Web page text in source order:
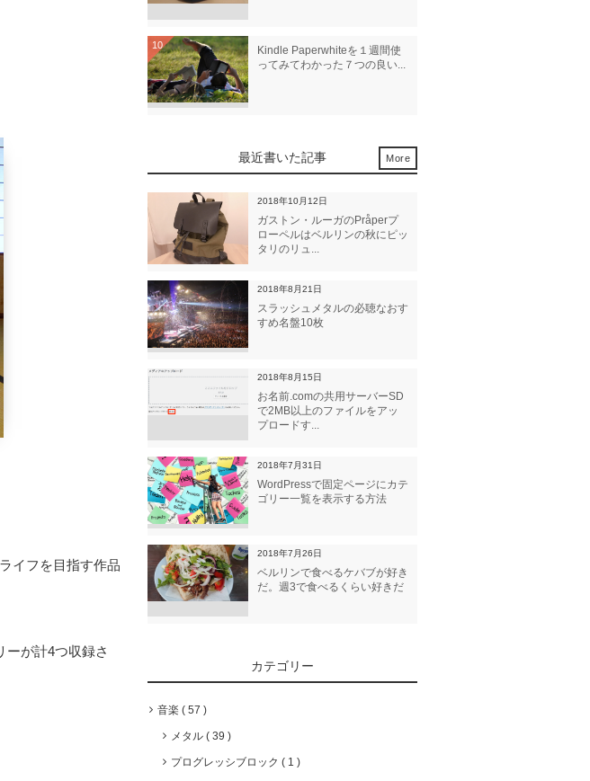
イフを目指す作品
ーが計4つ収録さ
10
Kindle Paperwhiteを１週間使
ってみてわかった７つの良い...
最近書いた記事
2018年10月12日
ガストン・ルーガのPråperプ
ローペルはベルリンの秋にピッ
タリのリュ...
2018年8月21日
スラッシュメタルの必聴なおす
すめ名盤10枚
2018年8月15日
お名前.comの共用サーバーSD
で2MB以上のファイルをアッ
プロードす...
2018年7月31日
WordPressで固定ページにカテ
ゴリー一覧を表示する方法
2018年7月26日
ベルリンで食べるケバブが好き
だ。週3で食べるくらい好きだ
More
カテゴリー
音楽 57
メタル 39
プログレッシブロック 1